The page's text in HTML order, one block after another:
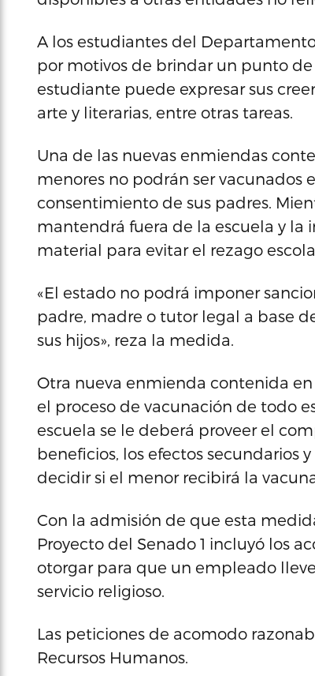
A los estudiantes del
por motivos de brindar un punto
estudiante puede expresar sus
arte y literarias, entre otras tareas.
Una de las nuevas enmiendas
menores no podrán ser vacunados
consentimiento de sus padres.
mantendrá fuera de la escuela y la
material para evitar el rezago
«El estado no podrá imponer
padre, madre o tutor legal a base
sus hijos», reza la medida.
Otra nueva enmienda contenida
el proceso de vacunación de todo
escuela se le deberá proveer el
beneficios, los efectos secundarios
decidir si el menor recibirá la
Con la admisión de que esta
Proyecto del Senado 1 incluyó los
otorgar para que un empleado
servicio religioso.
Las peticiones de acomodo
Recursos Humanos.